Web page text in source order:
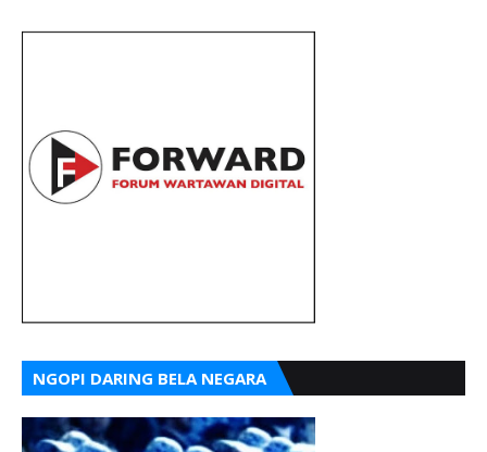
NGOPI DARING BELA NEGARA